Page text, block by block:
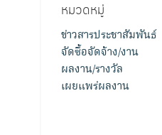
หมวดหมู่
ข่าวสารประชาสัมพันธ์
จัดซื้อจัดจ้าง/งาน
ผลงาน/รางวัล
เผยแพร่ผลงาน